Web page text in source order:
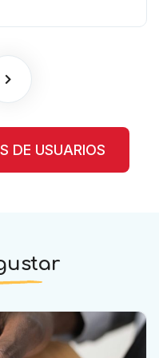
DE USUARIOS